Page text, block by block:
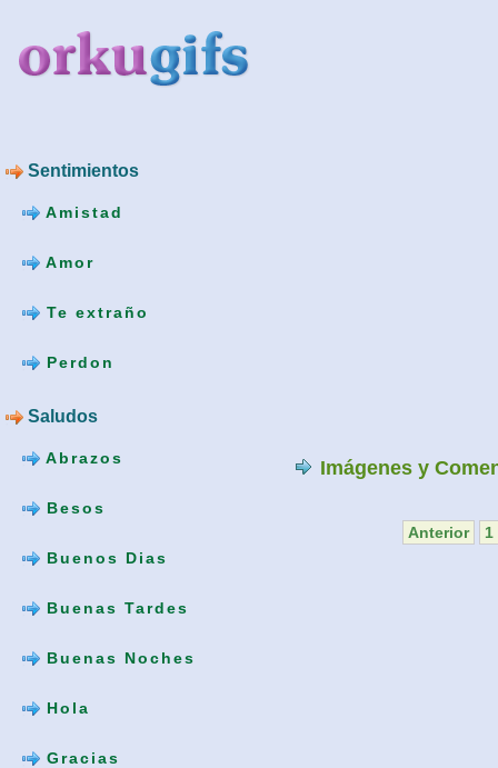
Sentimientos
Amistad
Amor
Te extraño
Perdon
Saludos
Abrazos
Besos
Buenos Dias
Buenas Tardes
Buenas Noches
Hola
Gracias
Imágenes y
Anterior 1